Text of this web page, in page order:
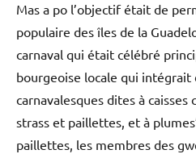
Mas a po l’objectif était de
populaire des îles de la
carnaval qui était célébré
bourgeoise locale qui
carnavalesques dites à caisses
strass et paillettes, et à
paillettes, les membres des